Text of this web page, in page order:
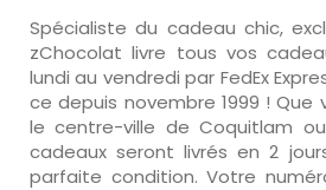
Spécialiste du cadeau chic,
zChocolat livre tous vos
lundi au vendredi par FedEx
ce depuis novembre 1999 ! Que
le centre-ville de Coquitlam
cadeaux seront livrés en 2
parfaite condition. Votre